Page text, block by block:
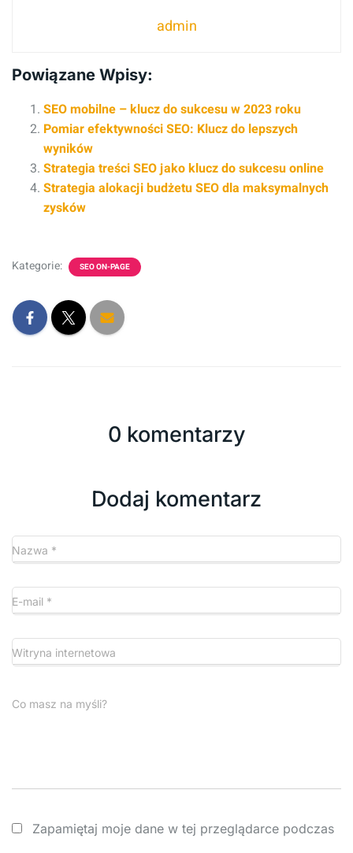
admin
Powiązane Wpisy:
SEO mobilne – klucz do sukcesu w 2023 roku
Pomiar efektywności SEO: Klucz do lepszych
wyników
Strategia treści SEO jako klucz do sukcesu online
Strategia alokacji budżetu SEO dla maksymalnych
zysków
Kategorie: SEO ON-PAGE
0 komentarzy
Dodaj komentarz
Nazwa *
E-mail *
Witryna internetowa
Co masz na myśli?
Zapamiętaj moje dane w tej przeglądarce podczas